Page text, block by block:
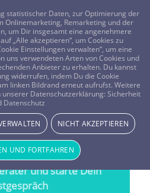
ANRUFEN: 0800-8478266
Astrologen &
gratis Testen
und starte Dein
statistischer Daten, zur Optimierung der
Onlinemarketing, Remarketing und der
um Dir insgesamt eine angenehmere
„Alle akzeptieren“, um Cookies zu
Einstellungen verwalten“, um eine
uns verwendeten Arten von Cookies und
Anbieter zu erhalten. Du kannst
widerrufen, indem Du die Cookie
linken Bildrand erneut aufrufst. Weitere
Datenschutzerklärung: Sicherheit
Datenschutz
NICHT AKZEPTIEREN
UND FORTFAHREN